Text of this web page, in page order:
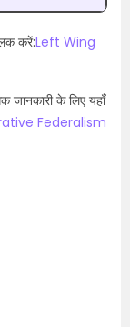
करें:Left Wing
जानकारी के लिए यहाँ
Federalism